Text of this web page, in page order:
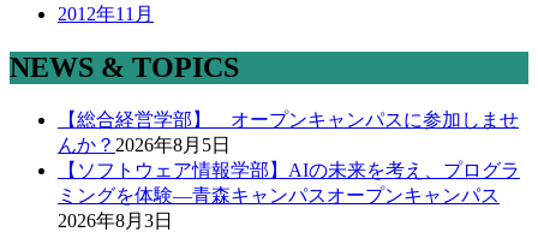
2012年11月
NEWS & TOPICS
【総合経営学部】 オープンキャンパスに参加しませ
んか？ 2026年8月5日
【ソフトウェア情報学部】AIの未来を考え、プログラ
ミングを体験―青森キャンパスオープンキャンパス
2026年8月3日